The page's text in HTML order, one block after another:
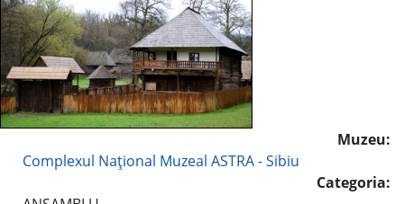
Muzeu:
Complexul Naţional Muzeal ASTRA - Sibiu
Categoria: